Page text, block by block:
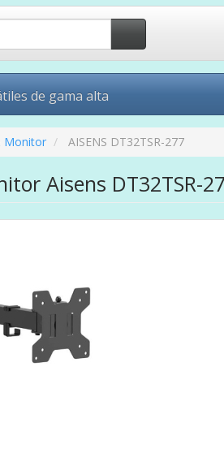
de gama alta
Monitor AISENS DT32TSR-277
Aisens